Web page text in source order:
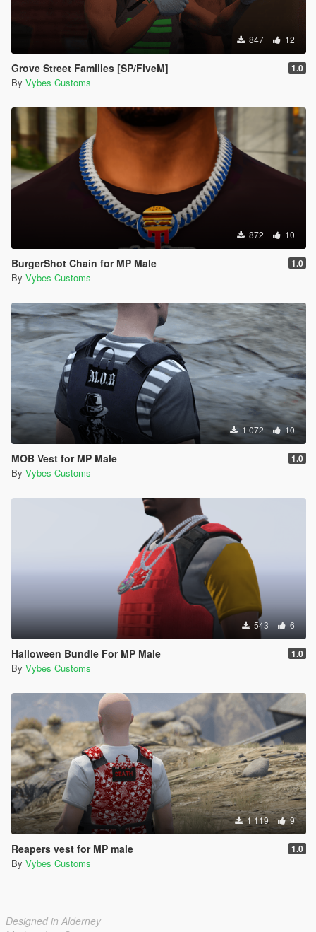
847 12
Grove Street Families [SP/FiveM] 1.0
By Vybes Customs
872 10
BurgerShot Chain for MP Male 1.0
By Vybes Customs
1 072 10
MOB Vest for MP Male 1.0
By Vybes Customs
543 6
Halloween Bundle For MP Male 1.0
By Vybes Customs
1 119 9
Reapers vest for MP male 1.0
By Vybes Customs
Designed in Alderney